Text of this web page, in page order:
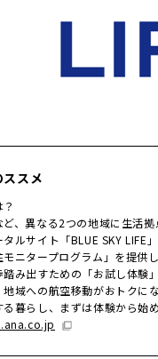
スメ
ど、異なる2つの地域に生活拠
ルサイト「BLUE SKY LIFE
ニタープログラム」を提供
踏み出すための「お試し体験
域への航空移動がおトクに
暮らし、まずは体験から始